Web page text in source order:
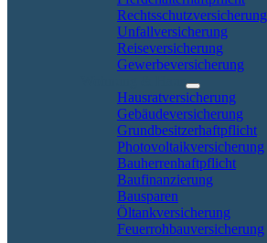
Rechtsschutzversicherung
Unfallversicherung
Reiseversicherung
Gewerbeversicherung
Hausratversicherung
Gebäudeversicherung
Grundbesitzerhaftpflicht
Photovoltaikversicherung
Bauherrenhaftpflicht
Baufinanzierung
Bausparen
Öltankversicherung
Feuerrohbauversicherung